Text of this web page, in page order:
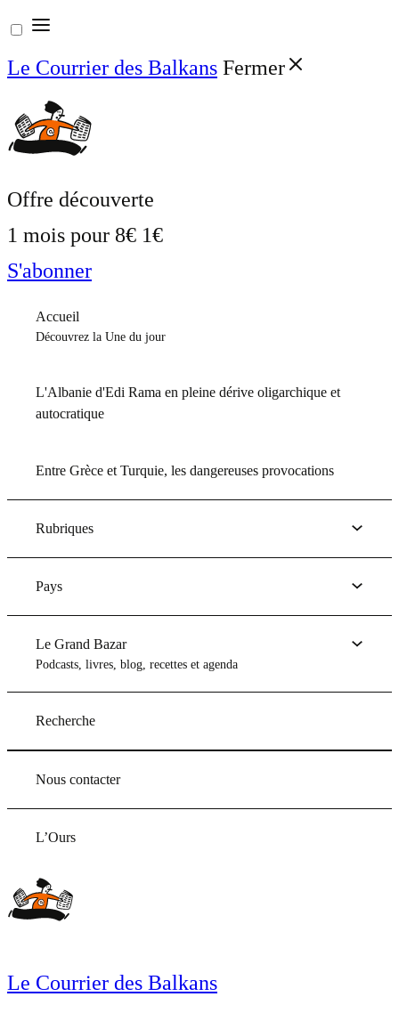
Aller
au
contenu
Le Courrier des Balkans Fermer
Offre découverte
1 mois pour 8€ 1€
S'abonner
Accueil
Découvrez la Une du jour
L'Albanie d'Edi Rama en pleine dérive oligarchique et
autocratique
Entre Grèce et Turquie, les dangereuses provocations
Rubriques
Pays
Le Grand Bazar
Podcasts, livres, blog, recettes et agenda
Recherche
Nous contacter
L’Ours
Le Courrier des Balkans